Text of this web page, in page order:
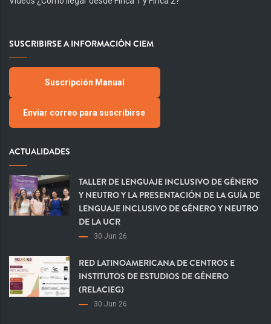
SUSCRIBIRSE A INFORMACIÓN CIEM
Suscripción Manual
Enviar correo para suscribirse
ACTUALIDADES
TALLER DE LENGUAJE INCLUSIVO DE GÉNERO
Y NEUTRO Y LA PRESENTACIÓN DE LA GUÍA DE
LENGUAJE INCLUSIVO DE GÉNERO Y NEUTRO
DE LA UCR
30 Jun 26
RED LATINOAMERICANA DE CENTROS E
INSTITUTOS DE ESTUDIOS DE GÉNERO
(RELACIEG)
30 Jun 26